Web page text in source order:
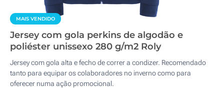
MAIS VENDIDO
Jersey com gola perkins de algodão e
poliéster unissexo 280 g/m2 Roly
Jersey com gola alta e fecho de correr a condizer. Recomendado
tanto para equipar os colaboradores no inverno como para
oferecer numa ação promocional.